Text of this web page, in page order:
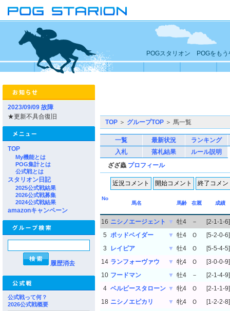
POGスタリオン POGをもう
2023/09/09 故障
★更新不具合復旧
TOP
My機能とは
POG集計とは
公式戦とは
スタリオン日記
2025公式戦結果
2026公式戦募集
2024公式戦結果
amazonキャンペーン
履歴消去
公式戦って何？
2026公式戦概要
TOP ＞ グループTOP ＞ 馬一覧
一覧 最新状況
ランキング
入札
落札結果
ルール説明
ざざ蟲 プロフィール
No
馬名
馬齢 在厩 成績
16 ニシノエージェント ▼ 牡4 －
[2-1-1-6]
5 ポッドベイダー ▼ 牡4 Ｏ
[5-2-0-6]
3
レイピア ▼ 牡4 Ｏ
[5-5-4-5]
14 ランフォーヴァウ ▼ 牝4 Ｏ
[3-0-0-9]
10 フードマン ▼ 牡4 －
[2-1-4-9]
4 ベルビースタローン ▼ 牝4 Ｏ
[2-1-1-9]
18 ニシノエピカリ ▼ 牝4 Ｏ
[1-2-2-8]